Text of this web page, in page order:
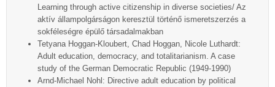
Learning through active citizenship in diverse societies/ Az
aktív állampolgárságon keresztül történő ismeretszerzés a
sokféleségre épülő társadalmakban
Tetyana Hoggan-Kloubert, Chad Hoggan, Nicole Luthardt:
Adult education, democracy, and totalitarianism. A case
study of the German Democratic Republic (1949-1990)
Arnd-Michael Nohl: Directive adult education by political